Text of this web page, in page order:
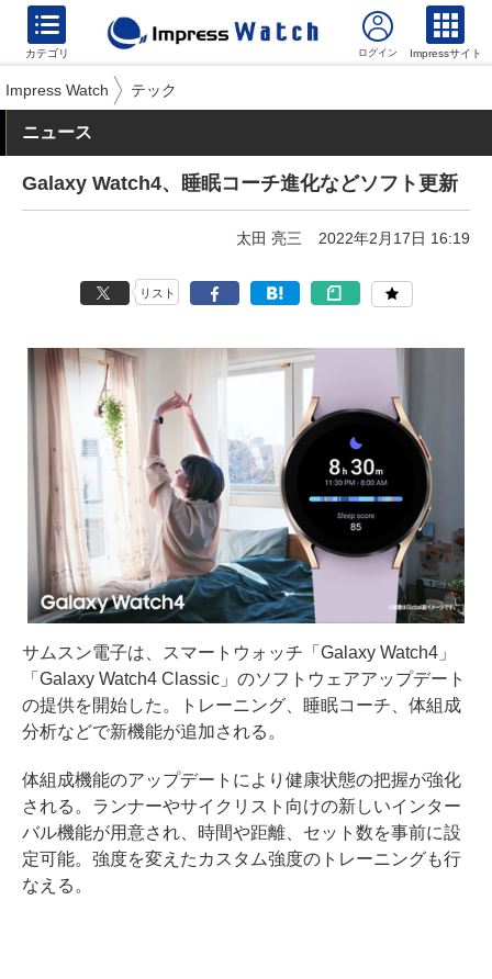
カテゴリ Impressサイト
Impress Watch テック
ニュース
Galaxy Watch4、睡眠コーチ進化などソフト更新
太田 亮三 2022年2月17日 16:19
リスト
サムスン電子は、スマートウォッチ「Galaxy Watch4」
「Galaxy Watch4 Classic」のソフトウェアアップデート
の提供を開始した。トレーニング、睡眠コーチ、体組成
分析などで新機能が追加される。
体組成機能のアップデートにより健康状態の把握が強化
される。ランナーやサイクリスト向けの新しいインター
バル機能が用意され、時間や距離、セット数を事前に設
定可能。強度を変えたカスタム強度のトレーニングも行
なえる。